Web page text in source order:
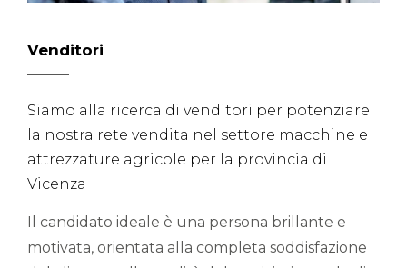
Venditori
Siamo alla ricerca di venditori per potenziare
la nostra rete vendita nel settore macchine e
attrezzature agricole per la provincia di
Vicenza
Il candidato ideale è una persona brillante e
motivata, orientata alla completa soddisfazione